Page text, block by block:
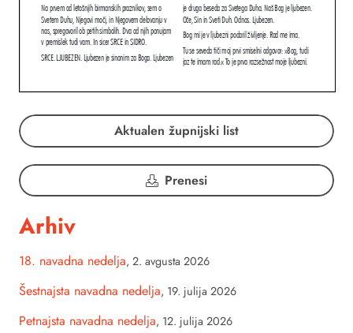
Aktualen župnijski list
Prenesi
Arhiv
18. navadna nedelja, 2. avgusta 2026
Šestnajsta navadna nedelja, 19. julija 2026
Petnajsta navadna nedelja, 12. julija 2026